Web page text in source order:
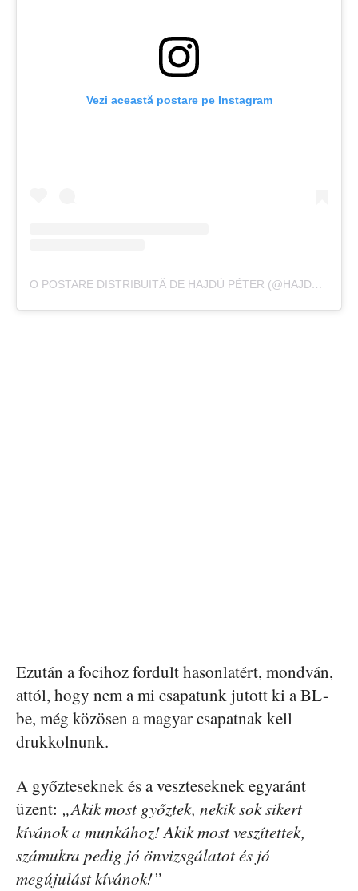
Vezi această postare pe Instagram
O POSTARE DISTRIBUITĂ DE HAJDÚ PÉTER (@HAJDU.PETER.OFFICIAL)
Ezután a focihoz fordult hasonlatért, mondván,
attól, hogy nem a mi csapatunk jutott ki a BL-
be, még közösen a magyar csapatnak kell
drukkolnunk.
A győzteseknek és a veszteseknek egyaránt
üzent: „Akik most győztek, nekik sok sikert
kívánok a munkához! Akik most veszítettek,
számukra pedig jó önvizsgálatot és jó
megújulást kívánok!”